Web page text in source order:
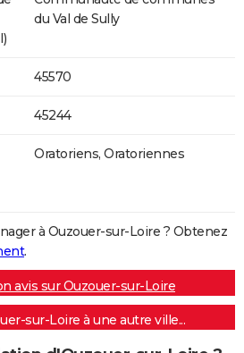
du Val de Sully
45570
45244
Oratoriens, Oratoriennes
à Ouzouer-sur-Loire ? Obtenez
.
avis sur Ouzouer-sur-Loire
sur-Loire à une autre ville...